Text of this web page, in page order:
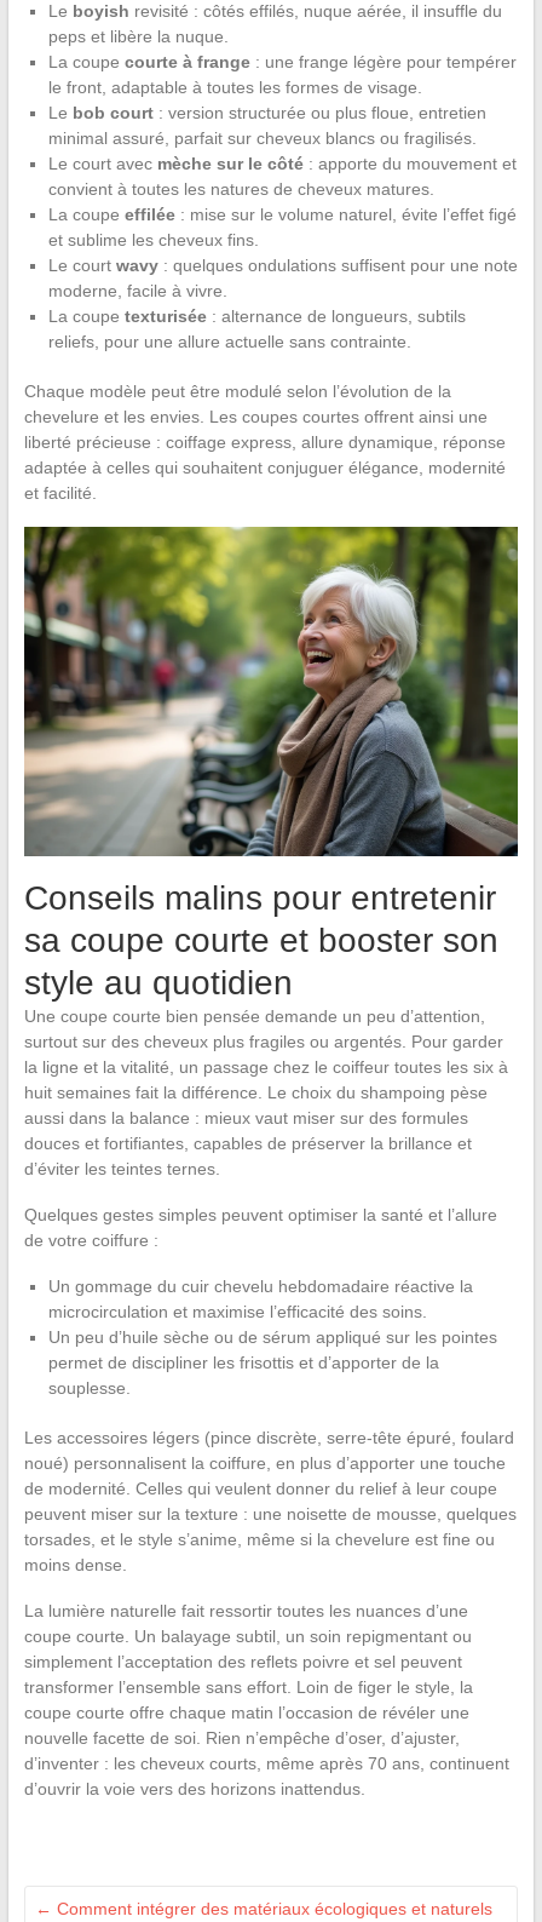
Le boyish revisité : côtés effilés, nuque aérée, il insuffle du
peps et libère la nuque.
La coupe courte à frange: une frange légère pour tempérer
le front, adaptable à toutes les formes de visage.
Le bob court: version structurée ou plus floue, entretien
minimal assuré, parfait sur cheveux blancs ou fragilisés.
Le court avec mèche sur le côté: apporte du mouvement et
convient à toutes les natures de cheveux matures.
La coupe effilée: mise sur le volume naturel, évite l’effet figé
et sublime les cheveux fins.
Le court wavy: quelques ondulations suffisent pour une note
moderne, facile à vivre.
La coupe texturisée: alternance de longueurs, subtils
reliefs, pour une allure actuelle sans contrainte.
Chaque modèle peut être modulé selon l’évolution de la
chevelure et les envies. Les coupes courtes offrent ainsi une
liberté précieuse : coiffage express, allure dynamique, réponse
adaptée à celles qui souhaitent conjuguer élégance, modernité
et facilité.
Conseils malins pour entretenir
sa coupe courte et booster son
style au quotidien
Une coupe courte bien pensée demande un peu d’attention,
surtout sur des cheveux plus fragiles ou argentés. Pour garder
la ligne et la vitalité, un passage chez le coiffeur toutes les six à
huit semaines fait la différence. Le choix du shampoing pèse
aussi dans la balance : mieux vaut miser sur des formules
douces et fortifiantes, capables de préserver la brillance et
d’éviter les teintes ternes.
Quelques gestes simples peuvent optimiser la santé et l’allure
de votre coiffure :
Un gommage du cuir chevelu hebdomadaire réactive la
microcirculation et maximise l’efficacité des soins.
Un peu d’huile sèche ou de sérum appliqué sur les pointes
permet de discipliner les frisottis et d’apporter de la
souplesse.
Les accessoires légers (pince discrète, serre-tête épuré, foulard
noué) personnalisent la coiffure, en plus d’apporter une touche
de modernité. Celles qui veulent donner du relief à leur coupe
peuvent miser sur la texture : une noisette de mousse, quelques
torsades, et le style s’anime, même si la chevelure est fine ou
moins dense.
La lumière naturelle fait ressortir toutes les nuances d’une
coupe courte. Un balayage subtil, un soin repigmentant ou
simplement l’acceptation des reflets poivre et sel peuvent
transformer l’ensemble sans effort. Loin de figer le style, la
coupe courte offre chaque matin l’occasion de révéler une
nouvelle facette de soi. Rien n’empêche d’oser, d’ajuster,
d’inventer : les cheveux courts, même après 70 ans, continuent
d’ouvrir la voie vers des horizons inattendus.
← Comment intégrer des matériaux écologiques et naturels